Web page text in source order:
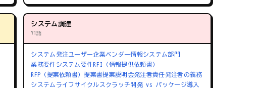
システム調達
71語
システム発注ユーザー企業ベンダー情報システム部門
業務要件システム要件RFI（情報提供依頼書）
RFP（提案依頼書）提案書提案説明会発注者責任発注者の義務
システムライフサイクル スクラッチ開発 vs パッケージ導入